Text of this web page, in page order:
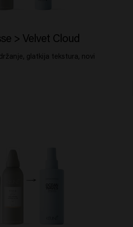
> Velvet Cloud
glatkija tekstura, novi